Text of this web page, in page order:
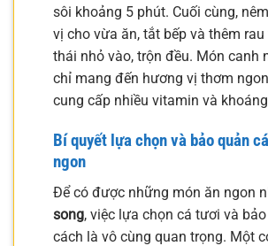
sôi khoảng 5 phút. Cuối cùng,
vị cho vừa ăn, tắt bếp và thêm
thái nhỏ vào, trộn đều. Món canh
chỉ mang đến hương vị thơm
cung cấp nhiều vitamin và
Bí quyết lựa chọn và bảo quản
ngon
Để có được những món ăn ngon
song, việc lựa chọn cá tươi và
cách là vô cùng quan trọng. Một